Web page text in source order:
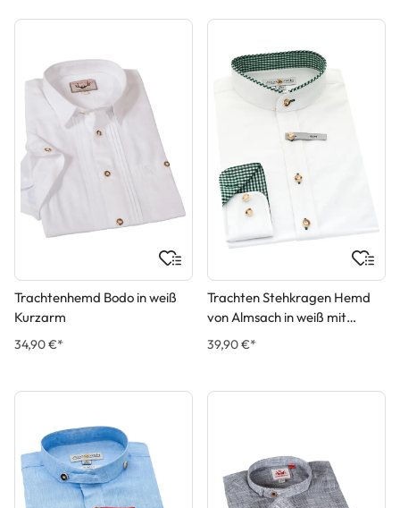
Trachtenhemd Bodo in weiß
Kurzarm
34,90 €*
Trachten Stehkragen Hemd
von Almsach in weiß mit
Grünen Applikationen
39,90 €*